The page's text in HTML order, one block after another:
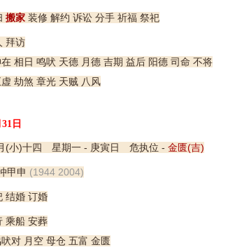
搬家 装修 解约 诉讼 分手 祈福 祭祀
拜访
相日 鸣吠 天德 月德 吉期 益后 阳德 司命 不将
劫煞 章光 天贼 八风
日
(小)十四 星期一 - 庚寅日 危执位 - 金匮(吉)
甲申 (1944 2004)
结婚 订婚
乘船 安葬
对 月空 母仓 五富 金匮